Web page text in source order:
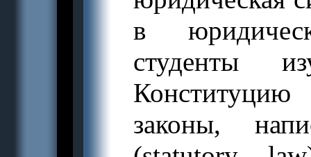
в
студенты
законы,